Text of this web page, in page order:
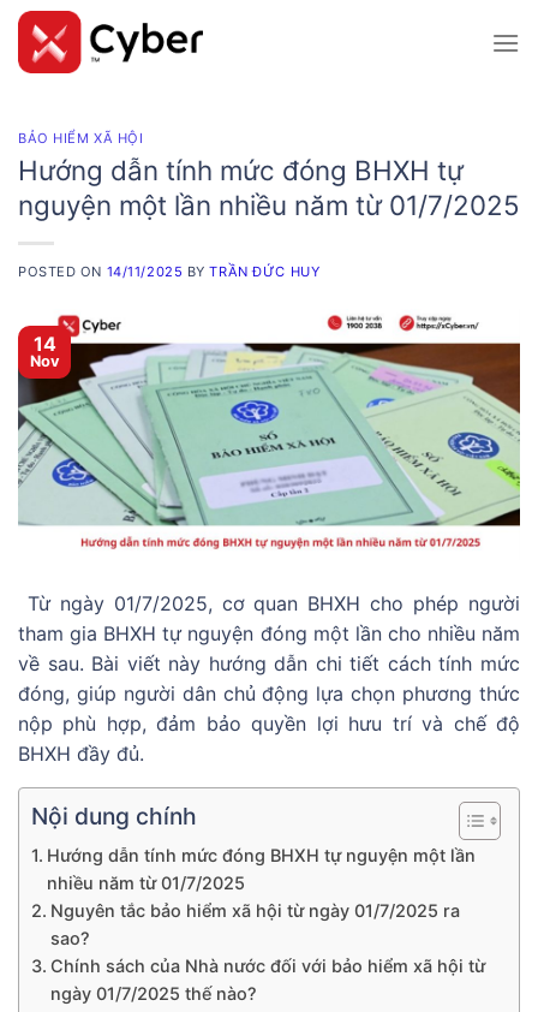
Skip
content
BẢO HIỂM XÃ HỘI
Hướng dẫn tính mức đóng BHXH tự
nguyện một lần nhiều năm từ 01/7/2025
POSTED ON 14/11/2025 BYTRẦN ĐỨC HUY
14
Nov
Từ ngày 01/7/2025, cơ quan BHXH cho phép người
tham gia BHXH tự nguyện đóng một lần cho nhiều năm
về sau. Bài viết này hướng dẫn chi tiết cách tính mức
đóng, giúp người dân chủ động lựa chọn phương thức
nộp phù hợp, đảm bảo quyền lợi hưu trí và chế độ
BHXH đầy đủ.
Nội dung chính
Hướng dẫn tính mức đóng BHXH tự nguyện một lần
nhiều năm từ 01/7/2025
Nguyên tắc bảo hiểm xã hội từ ngày 01/7/2025 ra
sao?
Chính sách của Nhà nước đối với bảo hiểm xã hội từ
ngày 01/7/2025 thế nào?